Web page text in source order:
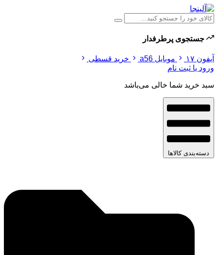
جستجوی پرطرفدار
آیفون ۱۷ موبایل a56
خرید قسطی
ورود یا ثبت نام
سبد خرید شما خالی می‌باشد
دسته‌بندی کالاها